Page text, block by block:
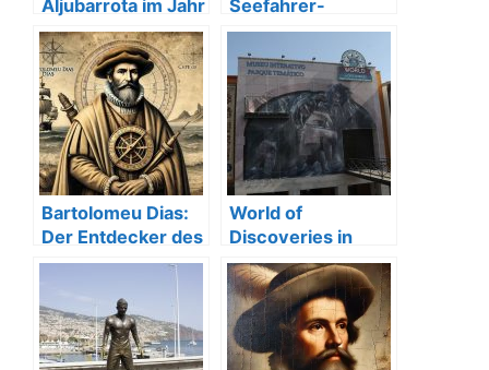
Aljubarrota im Jahr
1385 in Portugal
Seefahrer-
portugiesischen
Entdeckungen
Bartolomeu Dias:
Der Entdecker des
Seewegs nach
World of
Discoveries in
Porto: Ein
interaktives
Museumserlebnis